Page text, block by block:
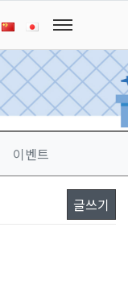
이벤트
글쓰기